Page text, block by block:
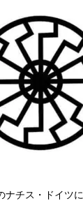
ナチス・ドイツに